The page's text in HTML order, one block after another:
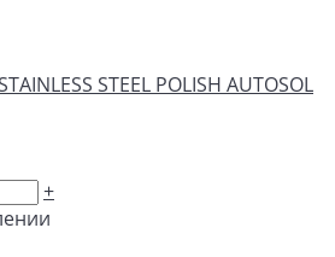
STEEL POLISH AUTOSOL
+